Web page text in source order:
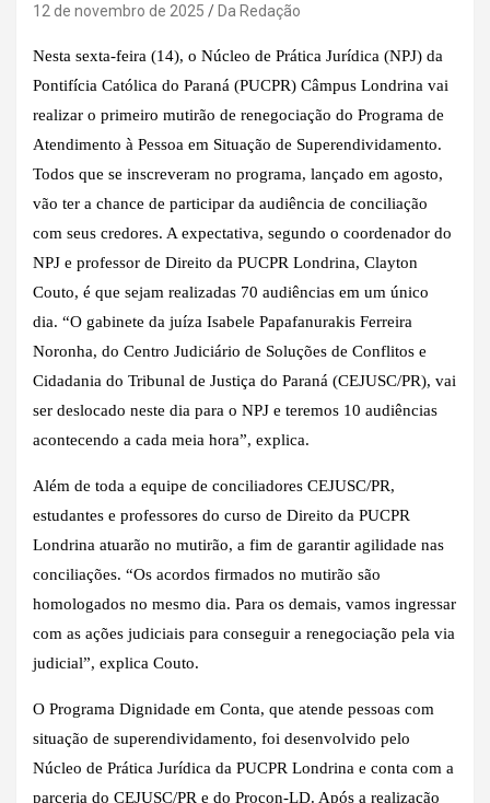
12 de novembro de 2025 Da Redação
Nesta sexta-feira (14), o Núcleo de Prática Jurídica (NPJ) da
Pontifícia Católica do Paraná (PUCPR) Câmpus Londrina vai
realizar o primeiro mutirão de renegociação do Programa de
Atendimento à Pessoa em Situação de Superendividamento.
Todos que se inscreveram no programa, lançado em agosto,
vão ter a chance de participar da audiência de conciliação
com seus credores. A expectativa, segundo o coordenador do
NPJ e professor de Direito da PUCPR Londrina, Clayton
Couto, é que sejam realizadas 70 audiências em um único
dia. “O gabinete da juíza Isabele Papafanurakis Ferreira
Noronha, do Centro Judiciário de Soluções de Conflitos e
Cidadania do Tribunal de Justiça do Paraná (CEJUSC/PR), vai
ser deslocado neste dia para o NPJ e teremos 10 audiências
acontecendo a cada meia hora”, explica.
Além de toda a equipe de conciliadores CEJUSC/PR,
estudantes e professores do curso de Direito da PUCPR
Londrina atuarão no mutirão, a fim de garantir agilidade nas
conciliações. “Os acordos firmados no mutirão são
homologados no mesmo dia. Para os demais, vamos ingressar
com as ações judiciais para conseguir a renegociação pela via
judicial”, explica Couto.
O Programa Dignidade em Conta, que atende pessoas com
situação de superendividamento, foi desenvolvido pelo
Núcleo de Prática Jurídica da PUCPR Londrina e conta com a
parceria do CEJUSC/PR e do Procon-LD. Após a realização